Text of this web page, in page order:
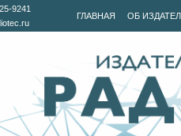
ГЛАВНАЯ ОБ
9241